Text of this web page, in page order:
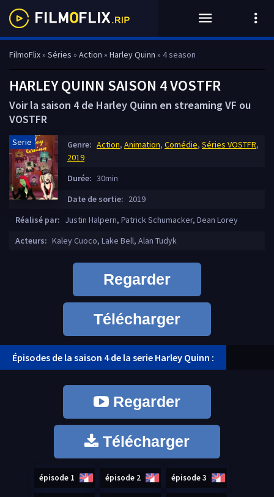
FilmoFlix» Séries » Action » Harley Quinn » 4 season
HARLEY QUINN SAISON 4 VOSTFR
Voir la saison 4 de Harley Quinn en streaming VF ou
VOSTFR
Serie Genre: Action, Animation, Comédie, Séries VOSTFR,
2019
Durée: 30min
Date de sortie: 2019
Réalisé par: Justin Halpern, Patrick Schumacker, Dean Lorey
Acteurs: Kaley Cuoco, Lake Bell, Alan Tudyk
Regarder
Télécharger
Épisodes de la saison 4 de la serie Harley Quinn :
Regarder
Télécharger
épisode 1 épisode 2 épisode 3